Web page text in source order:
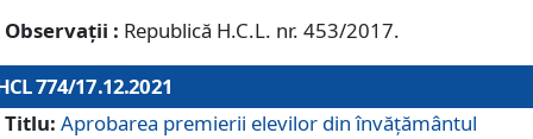
Observații : Republică H.C.L. nr. 453/2017.
774/17.12.2021
Titlu: Aprobarea premierii elevilor din învățământul